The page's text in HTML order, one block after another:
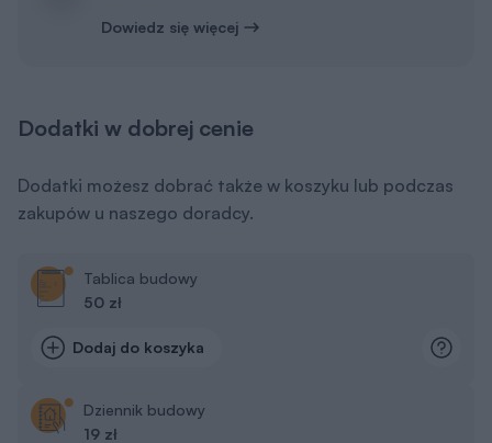
Dowiedz się więcej
Dodatki w dobrej cenie
Dodatki możesz dobrać także w koszyku lub podczas
zakupów u naszego doradcy.
Tablica budowy
50 zł
Dodaj do koszyka
Dziennik budowy
19 zł